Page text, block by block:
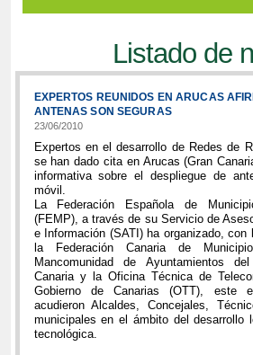
Listado de
EXPERTOS REUNIDOS EN ARUCAS
ANTENAS SON SEGURAS
23/06/2010
Expertos en el desarrollo de Redes de
se han dado cita en Arucas (Gran
informativa sobre el despliegue de
móvil.
La Federación Española de
(FEMP), a través de su Servicio de
e Información (SATI) ha organizado, con
la Federación Canaria de
Mancomunidad de Ayuntamientos
Canaria y la Oficina Técnica de
Gobierno de Canarias (OTT), este
acudieron Alcaldes, Concejales,
municipales en el ámbito del desarrollo
tecnológica.